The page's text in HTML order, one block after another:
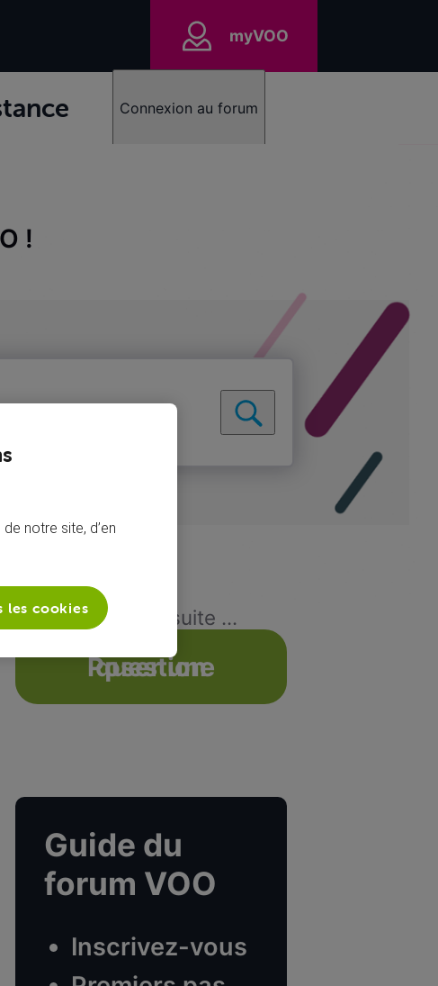
myVOO
Connexion au forum
!
Reseau Mobile suite ...
Poser une question
Guide du
forum VOO
Inscrivez-vous
notre site, d’en
les cookies